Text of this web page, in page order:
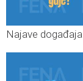
Najave